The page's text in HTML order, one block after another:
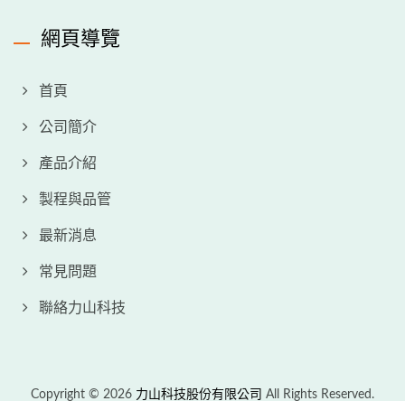
網頁導覽
首頁
公司簡介
產品介紹
製程與品管
最新消息
常見問題
聯絡力山科技
Copyright © 2026 力山科技股份有限公司 All Rights Reserved.